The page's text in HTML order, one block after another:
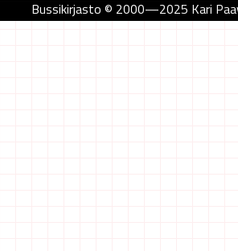
Bussikirjasto © 2000—2025 Kari